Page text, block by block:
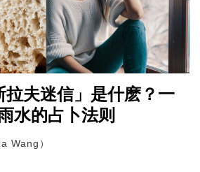
拉夫迷信」是什麽？一
水的占卜法则
Wang）